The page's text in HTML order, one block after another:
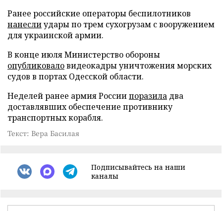
Ранее российские операторы беспилотников
нанеслиудары по трем сухогрузам с вооружением
для украинской армии.
В конце июля Министерство обороны
опубликоваловидеокадры уничтожения морских
судов в портах Одесской области.
Неделей ранее армия Россиипоразила два
доставлявших обеспечение противнику
транспортных корабля.
Текст: Вера Басилая
Подписывайтесь на наши
каналы